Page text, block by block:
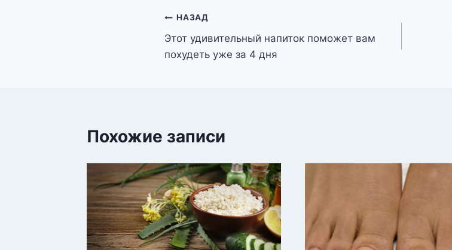
Навигация
по
НАЗАД
Этот удивительный напиток поможет вам
похудеть уже за 4 дня
Похожие записи